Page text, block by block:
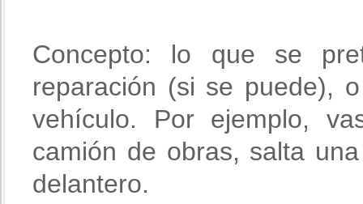
Concepto: lo que se
reparación (si se puede),
vehículo. Por ejemplo,
camión de obras, salta
delantero.